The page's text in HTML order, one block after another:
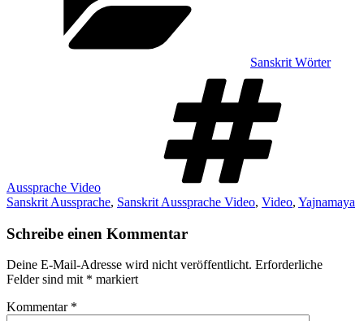
Sanskrit Wörter
Aussprache Video
Sanskrit Aussprache, Sanskrit Aussprache Video, Video, Yajnamaya
Schreibe einen Kommentar
Deine E-Mail-Adresse wird nicht veröffentlicht. Erforderliche
Felder sind mit * markiert
Kommentar *